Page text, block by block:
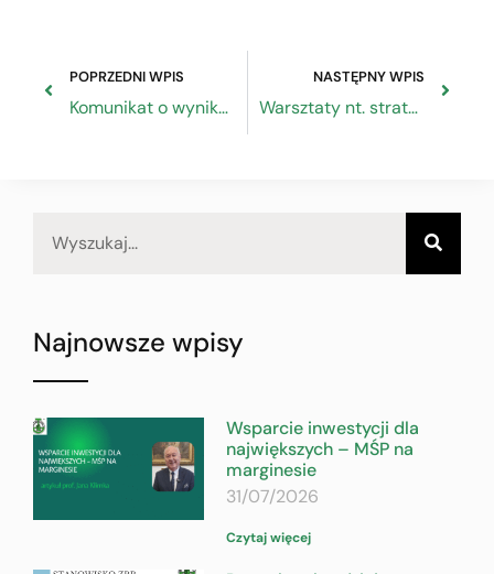
POPRZEDNI WPIS
Komunikat o wynikach postępowania konkurencyjnego
NASTĘPNY WPIS
Warsztaty nt. strategicznych zamówień publicznych
Najnowsze wpisy
Wsparcie inwestycji dla
największych – MŚP na
marginesie
31/07/2026
Czytaj więcej